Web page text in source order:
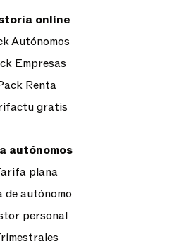
online
Autónomos
Empresas
Renta
gratis
autónomos
plana
de autónomo
personal